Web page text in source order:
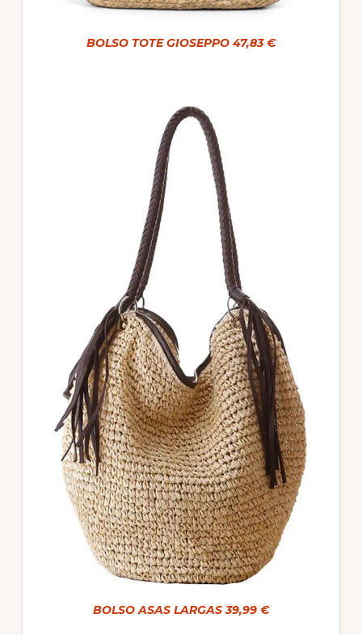
BOLSO TOTE GIOSEPPO 47,83 €
BOLSO ASAS LARGAS 39,99 €